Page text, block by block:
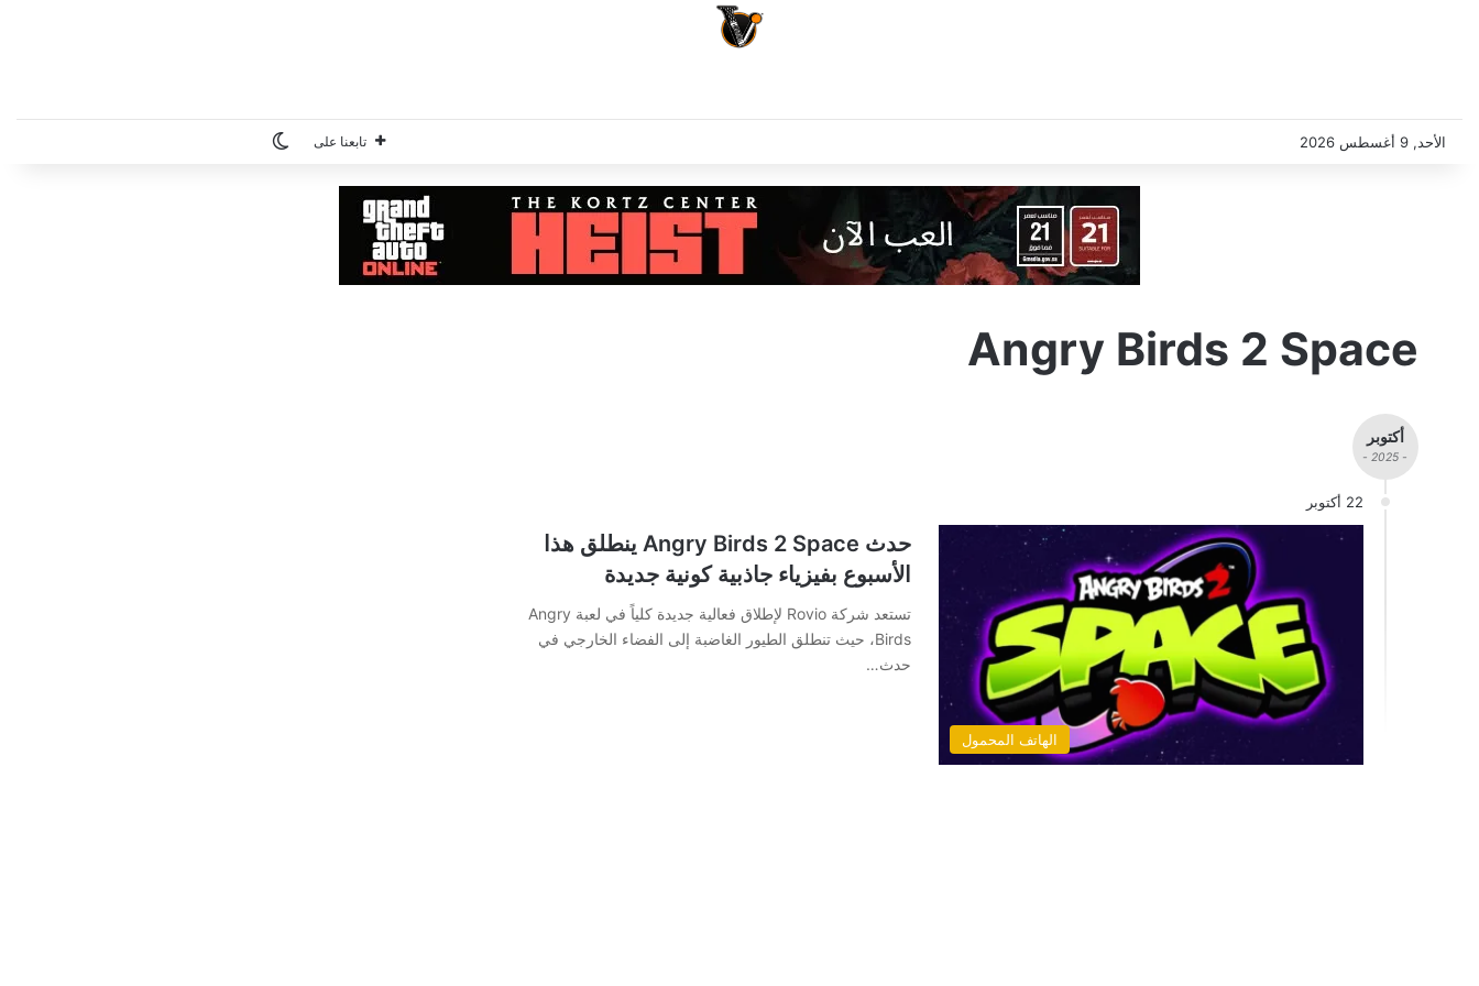
الأحد, 9 أغسطس 2026 تابعنا على الوضع المظلم
Angry Birds 2 Space
أكتوبر
- 2025 -
22 أكتوبر
الهاتف المحمول
حدث Angry Birds 2 Space ينطلق هذا
الأسبوع بفيزياء جاذبية كونية جديدة
تستعد شركة Rovio لإطلاق فعالية جديدة كلياً في لعبة Angry
Birds، حيث تنطلق الطيور الغاضبة إلى الفضاء الخارجي في
حدث…